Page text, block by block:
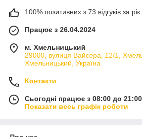
100% позитивних з 73 відгуків за рік
Працює з 26.04.2024
м. Хмельницький
29000, вулиця Вайсера, 12/1,
Хмельницький, Україна
Контакти
Сьогодні працює з 08:00 до 21:00
Показати весь графік роботи